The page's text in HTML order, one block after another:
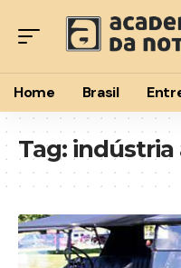
Home Brasil
Tag: